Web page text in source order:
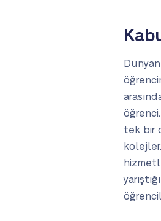
tek bir